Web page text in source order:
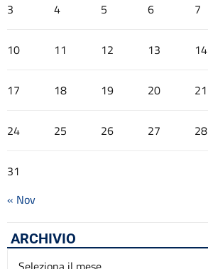
3 4 5 6 7
10 11 12 13 14
17 18 19 20 21
24 25 26 27 28
31
« Nov
ARCHIVIO
Archivio